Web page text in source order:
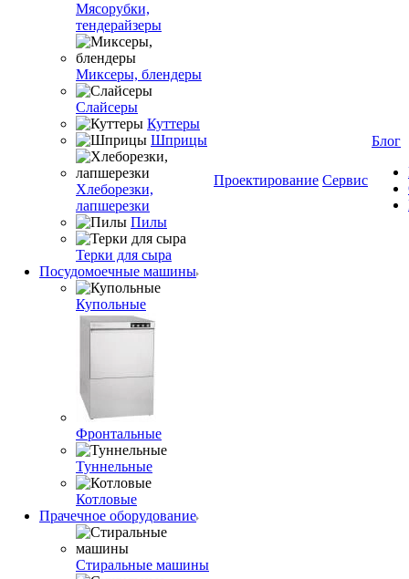
Мясорубки,
тендерайзеры
Миксеры, блендеры
Слайсеры
Куттеры
Шприцы
Хлеборезки,
лапшерезки
Пилы
Терки для сыра
Посудомоечные машины
Купольные
Фронтальные
Туннельные
Котловые
Прачечное оборудование
Стиральные машины
Проектирование Сервис
Блог